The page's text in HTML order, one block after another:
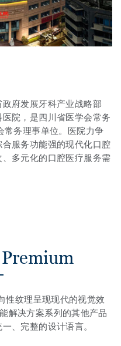
府发展牙科产业战略部
院，是四川省医学会常务
常务理事单位。医院力争
服务功能强的现代化口腔
多元化的口腔医疗服务需
性纹理呈现现代的视觉效
解决方案系列的其他产品
、完整的设计语言。